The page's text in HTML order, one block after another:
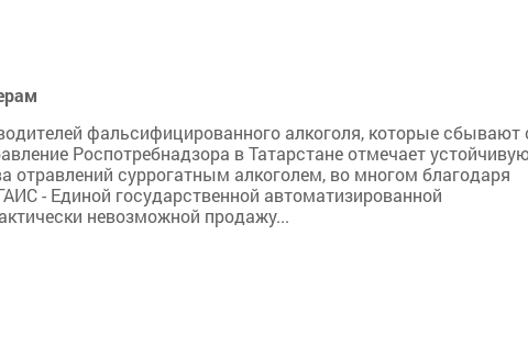
фальсифицированного алкоголя, которые сбывают
Роспотребнадзора в Татарстане отмечает
отравлений суррогатным алкоголем, во многом благодаря
- Единой государственной автоматизированной
невозможной продажу...